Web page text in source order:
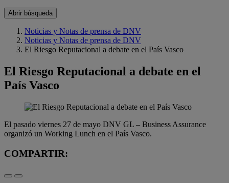
Abrir búsqueda
Noticias y Notas de prensa de DNV
Noticias y Notas de prensa de DNV
El Riesgo Reputacional a debate en el País Vasco
El Riesgo Reputacional a debate en el
País Vasco
El pasado viernes 27 de mayo DNV GL – Business Assurance
organizó un Working Lunch en el País Vasco.
COMPARTIR: